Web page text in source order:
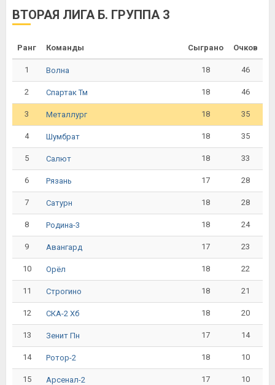
ВТОРАЯ ЛИГА Б. ГРУППА 3
Ранг Команды Сыграно Очков
1 Волна 18 46
2 Спартак Тм 18 46
3 Металлург 18 35
4 Шумбрат 18 35
5 Салют 18 33
6 Рязань 17 28
7 Сатурн 18 28
8 Родина-3 18 24
9 Авангард 17 23
10 Орёл 18 22
11 Строгино 18 21
12 СКА-2 Хб 18 20
13 Зенит Пн 17 14
14 Ротор-2 18 10
15 Арсенал-2 17 10